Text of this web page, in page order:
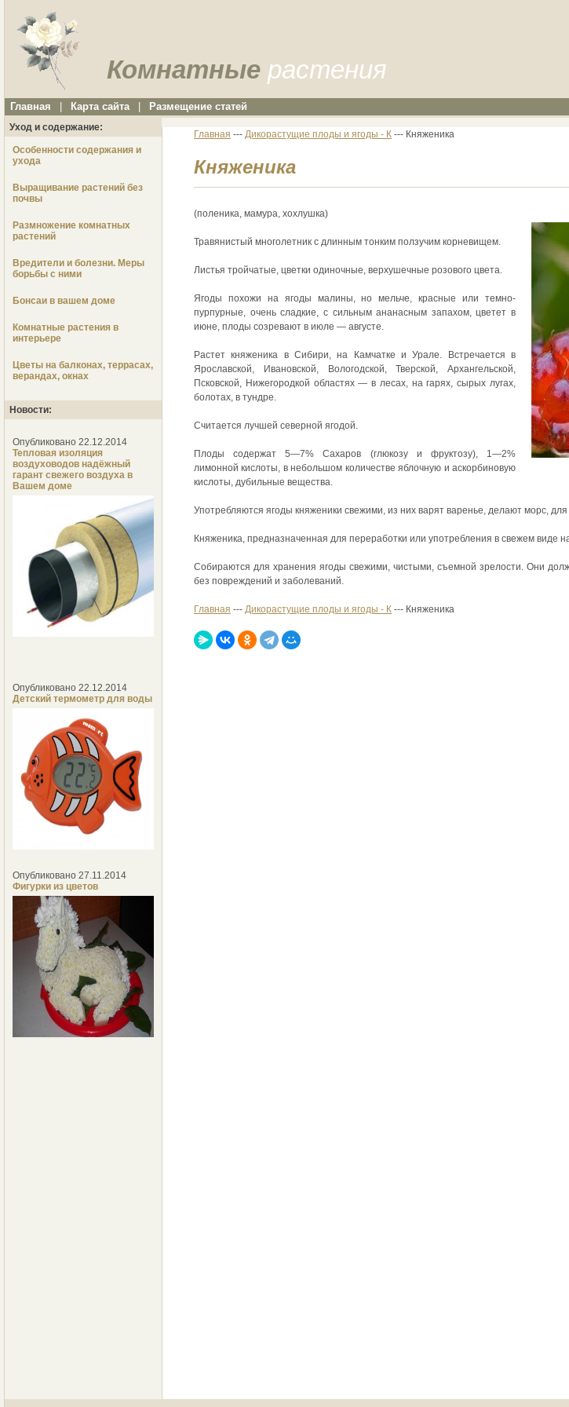
Комнатные растения
Главная Карта сайта Размещение статей
Уход и содержание:
Особенности содержания и
ухода
Выращивание растений без
почвы
Размножение комнатных
растений
Вредители и болезни. Меры
борьбы с ними
Бонсаи в вашем доме
Комнатные растения в
интерьере
Цветы на балконах, террасах,
верандах, окнах
Новости:
Опубликовано 22.12.2014
Тепловая изоляция
воздуховодов надёжный
гарант свежего воздуха в
Вашем доме
Опубликовано 22.12.2014
Детский термометр для воды
Опубликовано 27.11.2014
Фигурки из цветов
Главная --- Дикорастущие плоды и ягоды - К --- Княженика
Княженика
(поленика, мамура, хохлушка)
Травянистый многолетник с длинным тонким ползучим корневищем.
Листья тройчатые, цветки одиночные, верхушечные розового цвета.
Ягоды похожи на ягоды малины, но мельче, красные или темно-
пурпурные, очень сладкие, с сильным ананасным запахом, цветет в
июне, плоды созревают в июле — августе.
Растет княженика в Сибири, на Камчатке и Урале. Встречается в
Ярославской, Ивановской, Вологодской, Тверской, Архангельской,
Псковской, Нижегородкой областях — в лесах, на гарях, сырых лугах,
болотах, в тундре.
Считается лучшей северной ягодой.
Плоды содержат 5—7% Сахаров (глюкозу и фруктозу), 1—2%
лимонной кислоты, в небольшом количестве яблочную и аскорбиновую
кислоты, дубильные вещества.
Употребляются ягоды княженики свежими, из них варят варенье, делают морс,
Княженика, предназначенная для переработки или употребления в свежем виде
Собираются для хранения ягоды свежими, чистыми, съемной зрелости. Они
без повреждений и заболеваний.
Главная --- Дикорастущие плоды и ягоды - К --- Княженика